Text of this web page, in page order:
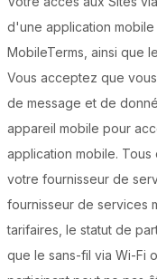
d'une application
MobileTerms, ainsi que
Vous acceptez que
de message et de
appareil mobile pour
application mobile.
votre fournisseur de
fournisseur de services
tarifaires, le statut de
que le sans-fil via Wi-Fi